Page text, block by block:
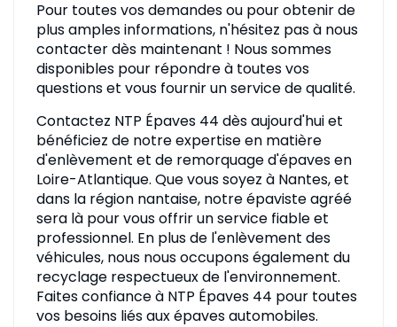
Pour toutes vos demandes ou pour obtenir de
plus amples informations, n'hésitez pas à nous
contacter dès maintenant ! Nous sommes
disponibles pour répondre à toutes vos
questions et vous fournir un service de qualité.
Contactez NTP Épaves 44 dès aujourd'hui et
bénéficiez de notre expertise en matière
d'enlèvement et de remorquage d'épaves en
Loire-Atlantique. Que vous soyez à Nantes, et
dans la région nantaise, notre épaviste agréé
sera là pour vous offrir un service fiable et
professionnel. En plus de l'enlèvement des
véhicules, nous nous occupons également du
recyclage respectueux de l'environnement.
Faites confiance à NTP Épaves 44 pour toutes
vos besoins liés aux épaves automobiles.